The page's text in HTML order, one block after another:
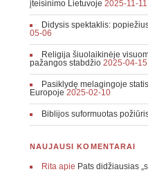
įteisinimo Lietuvoje 2025-11-11
Didysis spektaklis:
05-06
Religija šiuolaikinėje
pažangos stabdžio 2025-04-15
Pasiklydę melagingoje
Europoje 2025-02-10
Biblijos suformuotas
NAUJAUSI KOMENTARAI
Ritaapie Pats didžiausias